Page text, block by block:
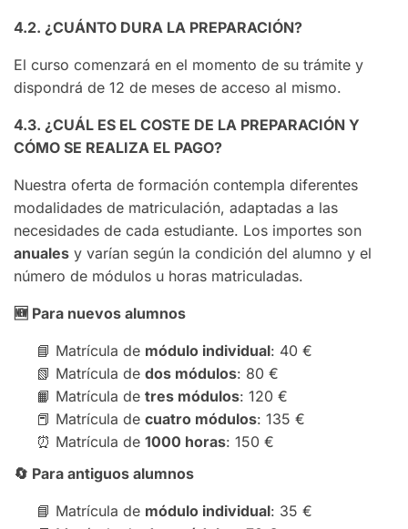
4.2. ¿CUÁNTO DURA LA PREPARACIÓN?
El curso comenzará en el momento de su trámite y
dispondrá de 12 de meses de acceso al mismo.
4.3. ¿CUÁL ES EL COSTE DE LA PREPARACIÓN Y
CÓMO SE REALIZA EL PAGO?
Nuestra oferta de formación contempla diferentes
modalidades de matriculación, adaptadas a las
necesidades de cada estudiante. Los importes son
anuales y varían según la condición del alumno y el
número de módulos u horas matriculadas.
🆕 Para nuevos alumnos
📘 Matrícula de módulo individual: 40 €
📗 Matrícula de dos módulos: 80 €
📙 Matrícula de tres módulos: 120 €
📕 Matrícula de cuatro módulos: 135 €
⏰ Matrícula de 1000 horas: 150 €
🔄 Para antiguos alumnos
📘 Matrícula de módulo individual: 35 €